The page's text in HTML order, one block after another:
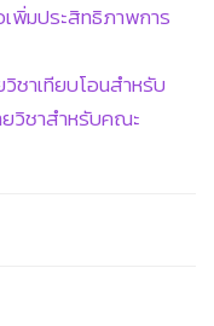
เพิ่มประสิทธิภาพการ
ชาเทียบโอนสำหรับ
วิชาสำหรับคณะ